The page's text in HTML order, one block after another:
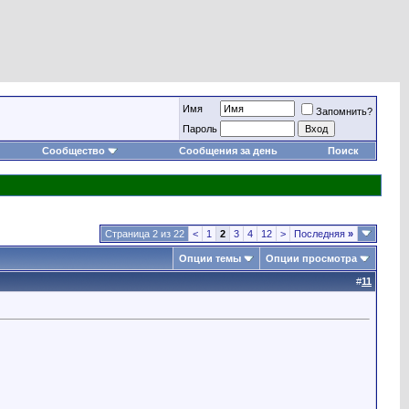
Имя
Запомнить?
Пароль
Сообщество
Сообщения за день Поиск
Страница 2 из 22 < 1 2 3 4 12 > Последняя »
Опции темы Опции просмотра
#11